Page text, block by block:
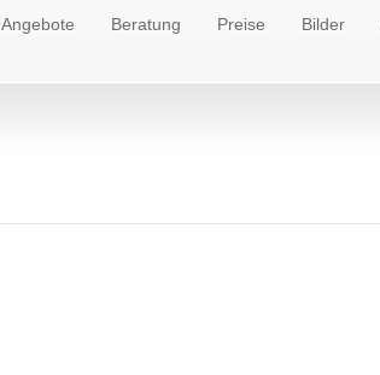
Angebote Beratung Preise Bilder